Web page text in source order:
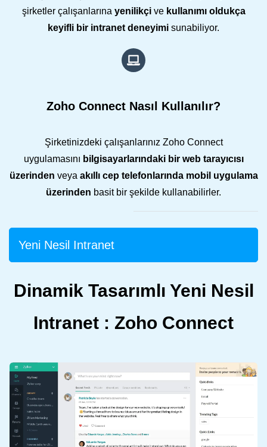
şirketler çalışanlarına yenilikçive kullanımı oldukça
keyifli bir intranet deneyimi sunabiliyor.
Zoho Connect Nasıl Kullanılır?
Şirketinizdeki çalışanlarınız Zoho Connect
uygulamasını bilgisayarlarındaki bir web tarayıcısı
üzerinden veya akıllı cep telefonlarında mobil uygulama
üzerinden basit bir şekilde kullanabilirler.
Yeni Nesil Intranet
Dinamik Tasarımlı Yeni Nesil
Intranet : Zoho Connect